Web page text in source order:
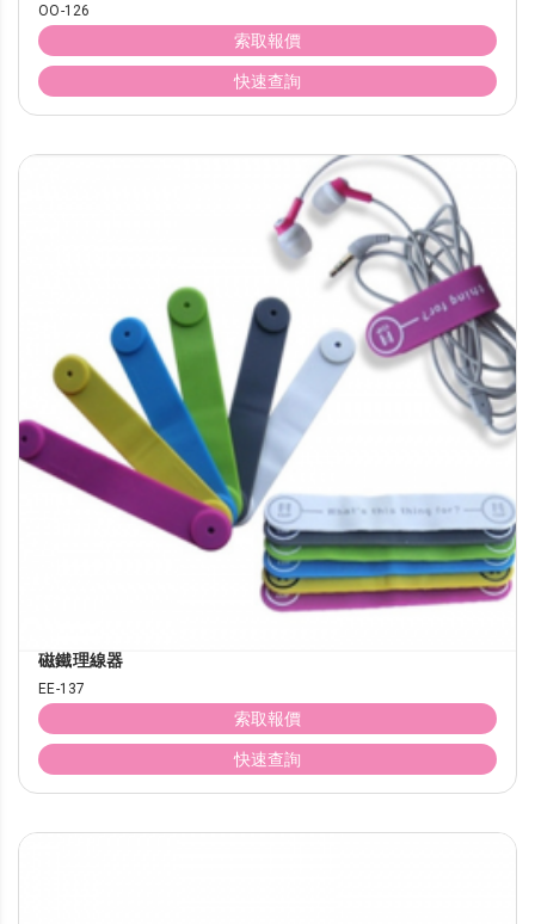
OO-126
索取報價
快速查詢
磁鐵理線器
EE-137
索取報價
快速查詢